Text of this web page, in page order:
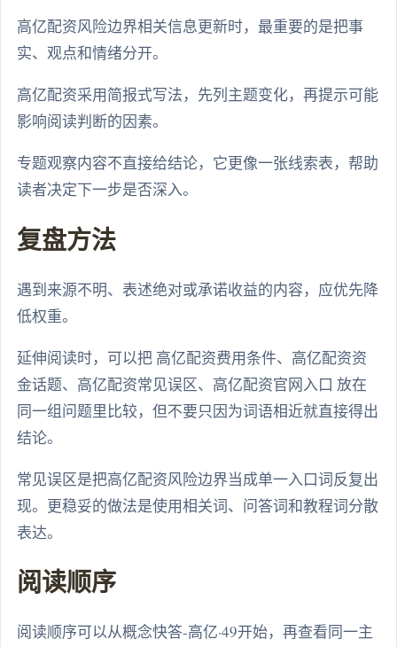
高亿配资风险边界相关信息更新时，最重要的是把事
实、观点和情绪分开。
高亿配资采用简报式写法，先列主题变化，再提示可能
影响阅读判断的因素。
专题观察内容不直接给结论，它更像一张线索表，帮助
读者决定下一步是否深入。
复盘方法
遇到来源不明、表述绝对或承诺收益的内容，应优先降
低权重。
延伸阅读时，可以把 高亿配资费用条件、高亿配资资
金话题、高亿配资常见误区、高亿配资官网入口 放在
同一组问题里比较，但不要只因为词语相近就直接得出
结论。
常见误区是把高亿配资风险边界当成单一入口词反复出
现。更稳妥的做法是使用相关词、问答词和教程词分散
表达。
阅读顺序
阅读顺序可以从概念快答-高亿·49开始，再查看同一主